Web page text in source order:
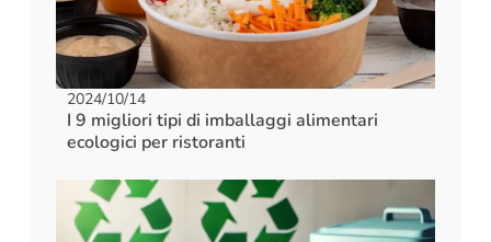
2024/10/14
I 9 migliori tipi di imballaggi alimentari
ecologici per ristoranti